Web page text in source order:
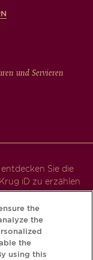
und Servieren
Sie die
iD zu erzählen
the
the
the
using this